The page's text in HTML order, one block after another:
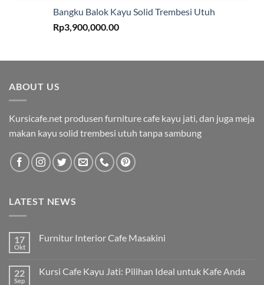
Bangku Balok Kayu Solid Trembesi Utuh
Rp3,900,000.00
ABOUT US
Kursicafe.net produsen furniture cafe kayu jati, dan juga meja
makan kayu solid trembesi utuh tanpa sambung
LATEST NEWS
17
Okt
Furnitur Interior Cafe Masakini
22
Sep
Kursi Cafe Kayu Jati: Pilihan Ideal untuk Kafe Anda